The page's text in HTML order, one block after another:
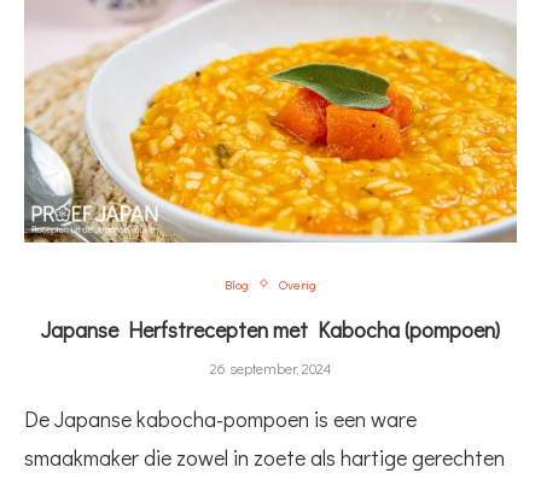
Blog Overig
Japanse Herfstrecepten met Kabocha (pompoen)
26 september, 2024
De Japanse kabocha-pompoen is een ware
smaakmaker die zowel in zoete als hartige gerechten